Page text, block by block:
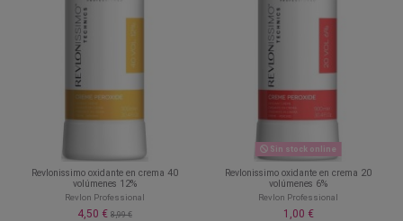
Revlonissimo oxidante en crema 40
volúmenes 12%
Revlon Professional
4,50 € 8,99 €
Sin stock online
Revlonissimo oxidante en crema 20
volúmenes 6%
Revlon Professional
1,00 €